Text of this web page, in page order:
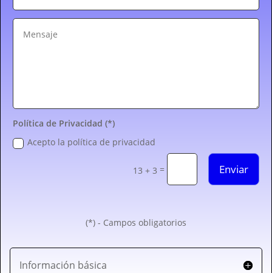
Política de Privacidad (*)
Acepto la política de privacidad
13 + 3 = Enviar
(*) - Campos obligatorios
Información básica